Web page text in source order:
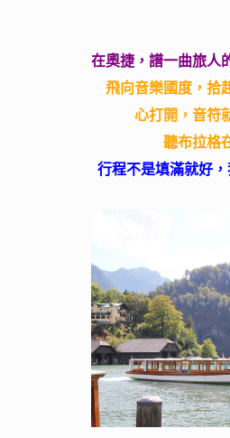
在奧捷，譜一曲旅人
飛向音樂國度，拾
心打開，音符就
聽布拉格在唱
行程不是填滿就好